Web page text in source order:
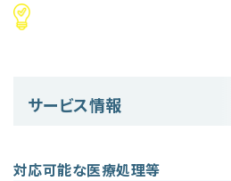
サービス情報
対応可能な医療処理等